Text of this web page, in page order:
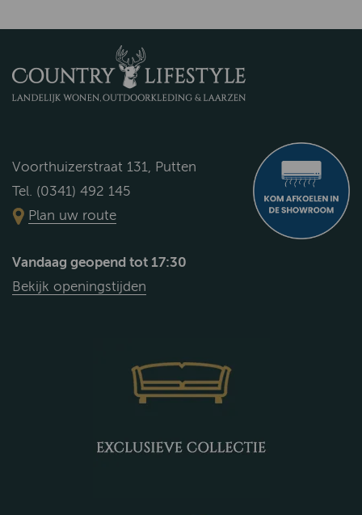
Voorthuizerstraat 131, Putten
Tel. (0341) 492 145
Plan uw route
Vandaag geopend tot 17:30
Bekijk openingstijden